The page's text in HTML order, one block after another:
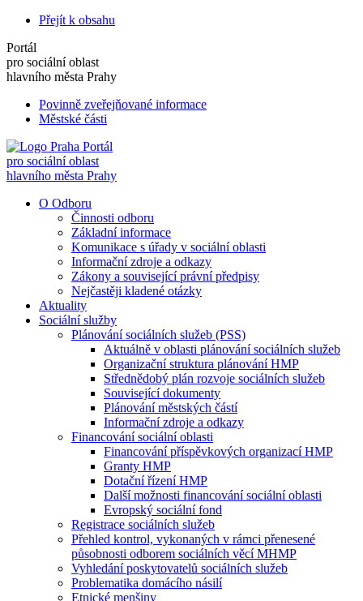
Přejít k obsahu
Portál
pro sociální oblast
hlavního města Prahy
Povinně zveřejňované informace
Městské části
Portál
pro sociální oblast
hlavního města Prahy
O Odboru
Činnosti odboru
Základní informace
Komunikace s úřady v sociální oblasti
Informační zdroje a odkazy
Zákony a související právní předpisy
Nejčastěji kladené otázky
Aktuality
Sociální služby
Plánování sociálních služeb (PSS)
Aktuálně v oblasti plánování sociálních služeb
Organizační struktura plánování HMP
Střednědobý plán rozvoje sociálních služeb
Související dokumenty
Plánování městských částí
Informační zdroje a odkazy
Financování sociální oblasti
Financování příspěvkových organizací HMP
Granty HMP
Dotační řízení HMP
Další možnosti financování sociální oblasti
Evropský sociální fond
Registrace sociálních služeb
Přehled kontrol, vykonaných v rámci přenesené
působnosti odborem sociálních věcí MHMP
Vyhledání poskytovatelů sociálních služeb
Problematika domácího násilí
Etnické menšiny